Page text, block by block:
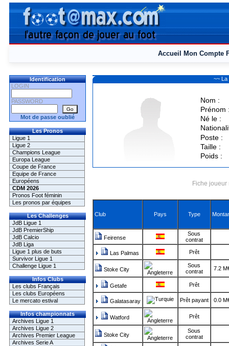
Accueil Mon Compte
Identification
LOGIN
PASSWORD
Mot de passe oublié
Les Pronos
Ligue 1
Ligue 2
Champions League
Europa League
Coupe de France
Equipe de France
Européens
CDM 2026
Pronos Foot féminin
Les pronos par équipes
Les Challenges
JdB Ligue 1
JdB PremierShip
JdB Calcio
JdB Liga
Ligue 1 plus de buts
Survivor Ligue 1
Challenge Ligue 1
Infos Clubs
Les clubs Français
Les clubs Européens
Le mercato estival
Infos championnats
Archives Ligue 1
Archives Ligue 2
Archives Premier League
Archives Serie A
~~ La
Nom :
Prénom
Né le :
Poste :
Taille :
Poids :
Fiche
Club Pays Type
Feirense
Sous
contrat
Las Palmas Prêt
Stoke City
Sous
contrat
7.2
Getafe Prêt
Galatasaray Prêt payant 0.0
Watford Prêt
Stoke City
Sous
contrat